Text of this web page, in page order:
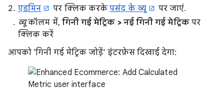
एडमिन
पर क्लिक करकेपसंद के व्यू
पर जाएं.
व्यूकॉलम में, गिनी गई मेट्रिक > नई गिनी गई मेट्रिकपर
क्लिक करें
आपको 'गिनी गई मेट्रिक जोड़ें' इंटरफ़ेस दिखाई देगा: